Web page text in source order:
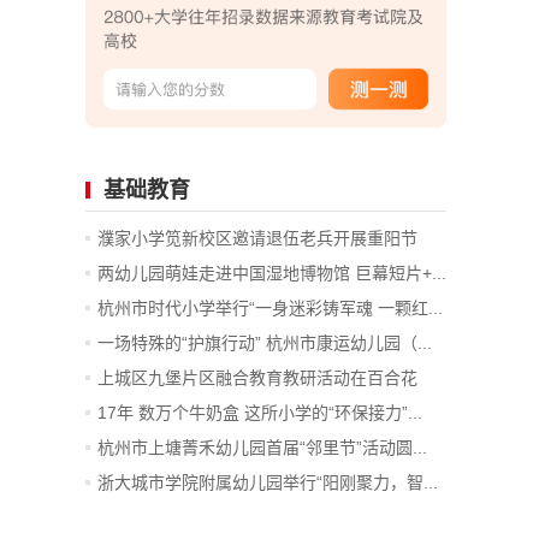
基础教育
濮家小学笕新校区邀请退伍老兵开展重阳节
主...
两幼儿园萌娃走进中国湿地博物馆 巨幕短片+...
杭州市时代小学举行“一身迷彩铸军魂 一颗红...
一场特殊的“护旗行动” 杭州市康运幼儿园（...
上城区九堡片区融合教育教研活动在百合花
幼...
17年 数万个牛奶盒 这所小学的“环保接力”...
杭州市上塘菁禾幼儿园首届“邻里节”活动圆...
浙大城市学院附属幼儿园举行“阳刚聚力，智...